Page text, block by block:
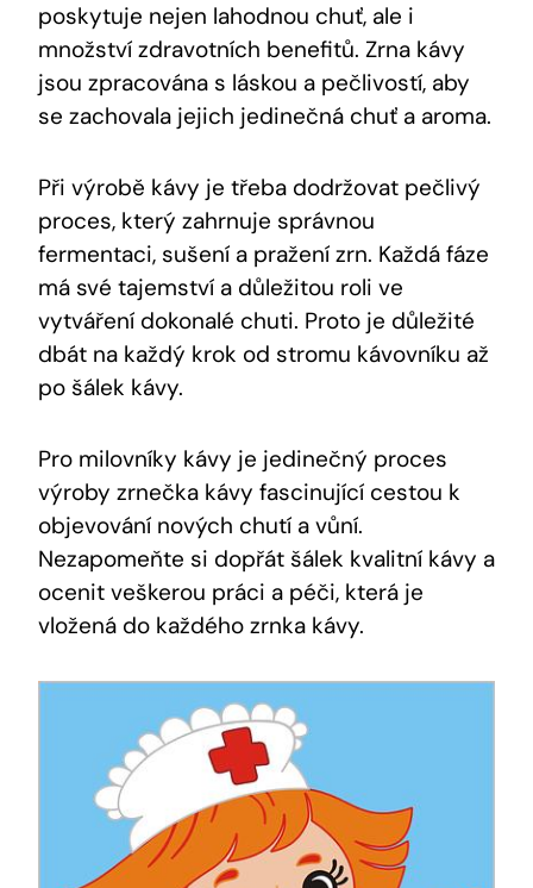
poskytuje nejen lahodnou chuť, ale i
množství zdravotních benefitů. Zrna kávy
jsou zpracována s láskou a pečlivostí, aby
se zachovala jejich jedinečná chuť a aroma.
Při výrobě kávy je třeba dodržovat pečlivý
proces, který zahrnuje správnou
fermentaci, sušení a pražení zrn. Každá fáze
má své tajemství a důležitou roli ve
vytváření dokonalé chuti. Proto je důležité
dbát na každý krok od stromu kávovníku až
po šálek kávy.
Pro milovníky kávy je jedinečný proces
výroby zrnečka kávy fascinující cestou k
objevování nových chutí a vůní.
Nezapomeňte si dopřát šálek kvalitní kávy a
ocenit veškerou práci a péči, která je
vložená do každého zrnka kávy.